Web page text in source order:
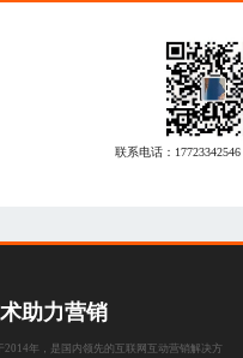
联系电话： 17723342546
助力营销
2014年，是国内领先的互联网互动营销解决方